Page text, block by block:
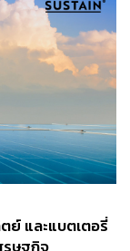
ย์ และแบตเตอรี่